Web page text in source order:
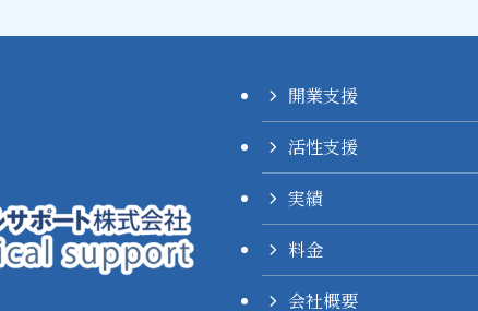
開業支援
活性支援
実績
料金
会社概要